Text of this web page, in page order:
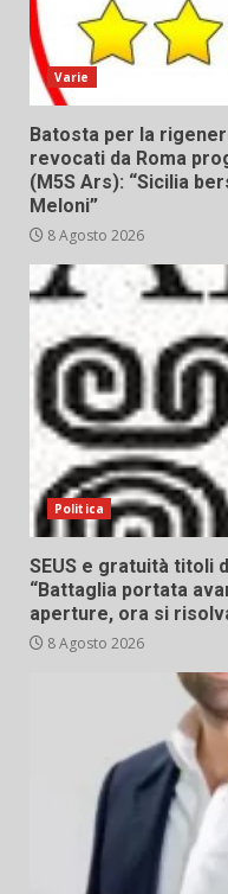
Varie
Batosta per la
revocati da Roma
(M5S Ars): “Sicilia
Meloni”
8 Agosto 2026
Politica
SEUS e gratuità titoli
“Battaglia portata
aperture, ora si
8 Agosto 2026